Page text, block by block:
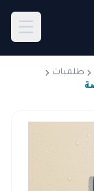
طلمبات